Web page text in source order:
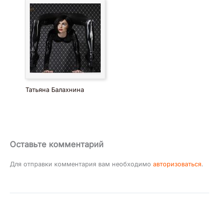
Татьяна Балахнина
Оставьте комментарий
Для отправки комментария вам необходимо авторизоваться.